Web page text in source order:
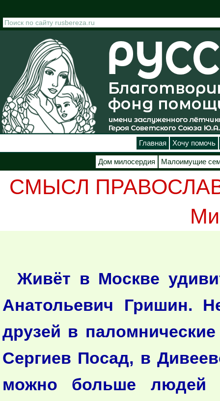
Главная Хочу помочь
Дом милосердия Малоимущие
СМЫСЛ
Живёт в Москве
Анатольевич Гришин.
друзей в
Сергиев Посад, в
можно больше людей